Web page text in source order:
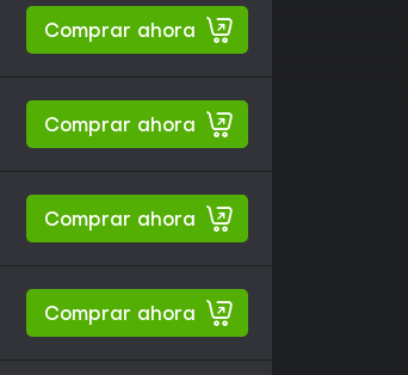
Comprar ahora
Comprar ahora
Comprar ahora
Comprar ahora